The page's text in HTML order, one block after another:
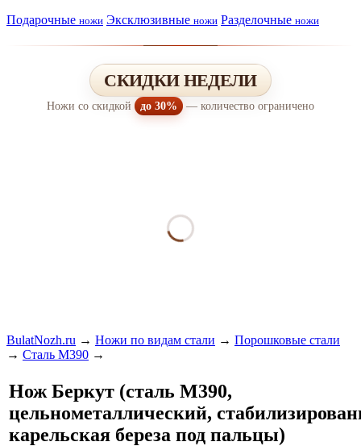
Подарочные ножи Эксклюзивные ножи Разделочные ножи
СКИДКИ НЕДЕЛИ
Ножи со скидкой до 30% — количество ограничено
BulatNozh.ru → Ножи по видам стали → Порошковые стали
→ Сталь М390 →
Нож Беркут (сталь М390,
цельнометаллический,
карельская береза под пальцы)